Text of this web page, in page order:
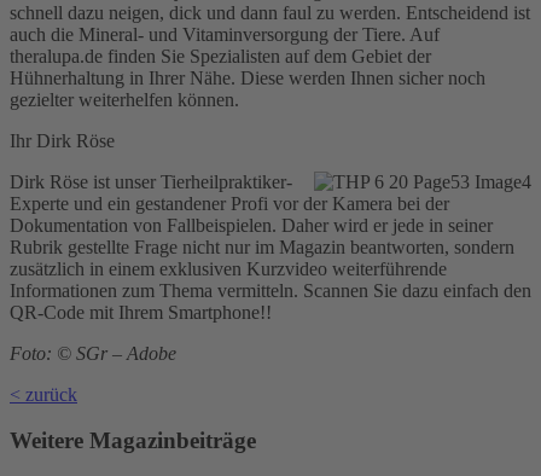
schnell dazu neigen, dick und dann faul zu werden. Entscheidend ist
auch die Mineral- und Vitaminversorgung der Tiere. Auf
theralupa.de finden Sie Spezialisten auf dem Gebiet der
Hühnerhaltung in Ihrer Nähe. Diese werden Ihnen sicher noch
gezielter weiterhelfen können.
Ihr Dirk Röse
Dirk Röse ist unser Tierheilpraktiker-
Experte und ein gestandener Profi vor der Kamera bei der
Dokumentation von Fallbeispielen. Daher wird er jede in seiner
Rubrik gestellte Frage nicht nur im Magazin beantworten, sondern
zusätzlich in einem exklusiven Kurzvideo weiterführende
Informationen zum Thema vermitteln. Scannen Sie dazu einfach den
QR-Code mit Ihrem Smartphone!!
Foto: © SGr – Adobe
< zurück
Weitere Magazinbeiträge